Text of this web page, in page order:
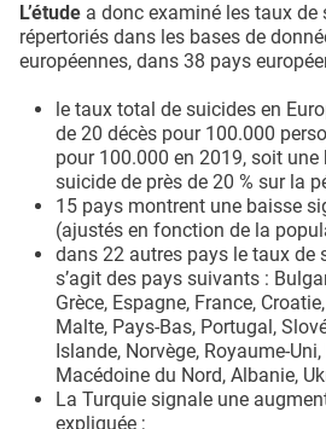
L’étude a donc examiné les taux de
répertoriés dans les bases de
européennes, dans 38 pays
le taux total de suicides en
de 20 décès pour 100.000
pour 100.000 en 2019, soit une
suicide de près de 20 % sur la
15 pays montrent une baisse
(ajustés en fonction de la
dans 22 autres pays le taux de
s’agit des pays suivants :
Grèce, Espagne, France,
Malte, Pays-Bas, Portugal,
Islande, Norvège, Royaume-
Macédoine du Nord, Albanie,
La Turquie signale une
expliquée ;